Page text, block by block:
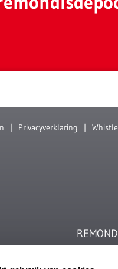
Privacyverklaring
Global